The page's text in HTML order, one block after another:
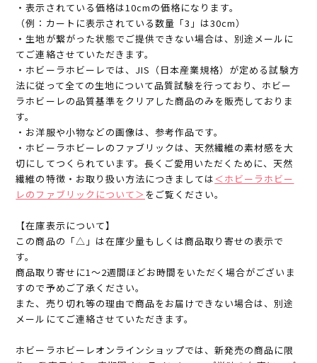
・表示されている価格は10cmの価格になります。
（例：カートに表示されている数量「3」は30cm）
・生地が繋がった状態でご提供できない場合は、別途メールに
てご連絡させていただきます。
・ホビーラホビーレでは、JIS（日本産業規格）が定める試験方
法に従って全ての生地について品質試験を行っており、ホビー
ラホビーレの品質基準をクリアした商品のみを販売しておりま
す。
・お洋服や小物などの画像は、参考作品です。
・ホビーラホビーレのファブリックは、天然繊維の素材感を大
切にしてつくられています。長くご愛用いただくために、天然
繊維の特徴・お取り扱い方法につきましては＜ホビーラホビー
レのファブリックについて＞ をご覧ください。
【在庫表示について】
この商品の「△」は在庫少量もしくは商品取り寄せの表示で
す。
商品取り寄せに1～2週間ほどお時間をいただく場合がございま
すので予めご了承ください。
また、売り切れ等の理由で商品をお届けできない場合は、別途
メールにてご連絡させていただきます。
ホビーラホビーレオンラインショップでは、新発売の商品に限